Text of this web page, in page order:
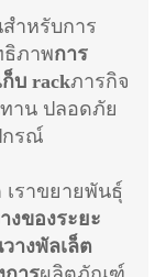
าหรับการ
ธิภาพการ
บ rackภารกิจ
าน ปลอดภัย
กรณ์
เราขยายพันธุ์
งของระยะ
างพัลเล็ต